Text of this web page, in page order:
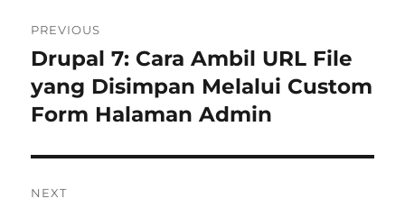
navigation
PREVIOUS
Previous
post:
Drupal 7: Cara Ambil URL File
yang Disimpan Melalui Custom
Form Halaman Admin
NEXT